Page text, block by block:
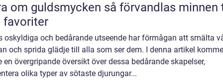
guldsmycken så förvandlas minnen till
favoriter
oskyldiga och bedårande utseende har förmågan att smälta
och sprida glädje till alla som ser dem. I denna artikel
en övergripande översikt över dessa bedårande skapelser,
olika typer av sötaste djurungar...